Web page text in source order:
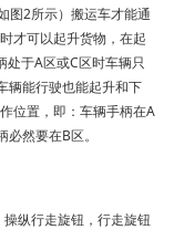
图2所示）搬运车才能通
才可以起升货物，在起
于A区或C区时车辆只
辆能行驶也能起升和下
位置，即：车辆手柄在A
然要在B区。
纵行走旋钮，行走旋钮